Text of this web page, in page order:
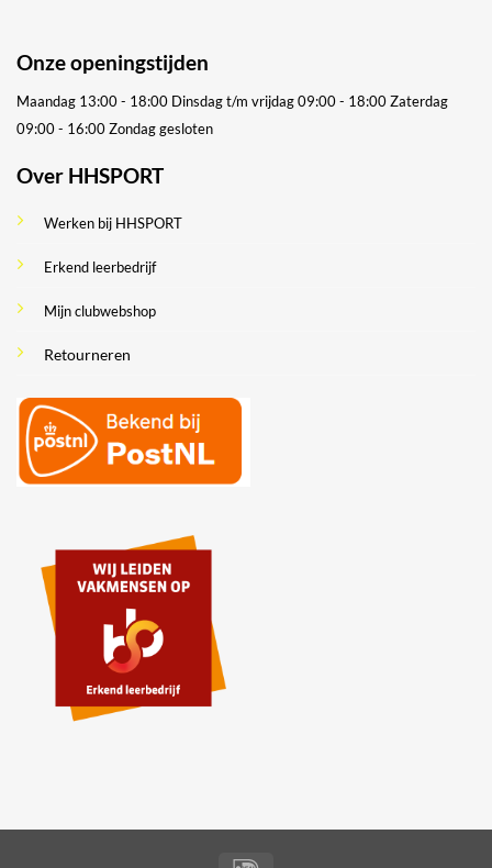
Onze openingstijden
Maandag 13:00 - 18:00 Dinsdag t/m vrijdag 09:00 - 18:00Zaterdag
09:00 - 16:00Zondag gesloten
Over HHSPORT
Werken bij HHSPORT
Erkend leerbedrijf
Mijn clubwebshop
Retourneren